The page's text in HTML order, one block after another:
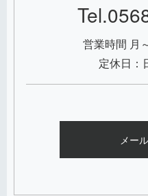
営業時間 月
定休日：
メー